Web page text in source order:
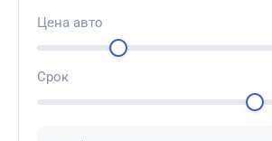
Цена авто
Срок